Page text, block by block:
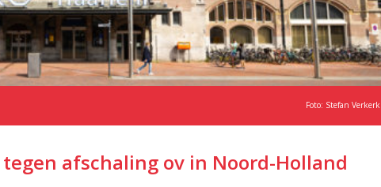
Foto: Stefan Verkerk
afschaling ov in Noord-Holland